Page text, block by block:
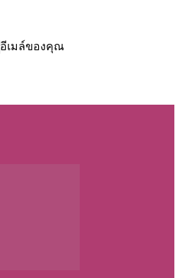
อีเมล์ของคุณ